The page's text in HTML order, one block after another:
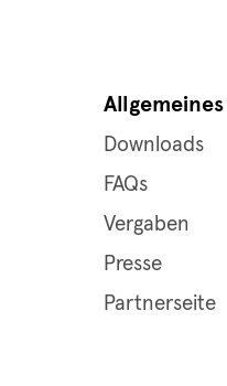
Allgemeines
Downloads
FAQs
Vergaben
Presse
Partnerseite